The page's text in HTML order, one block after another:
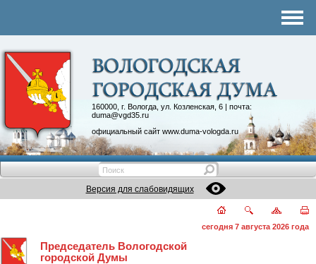
160000, г. Вологда, ул. Козленская, 6 | почта:
duma@vgd35.ru
официальный сайт www.duma-vologda.ru
Контакты
Депутатские объединения
Версия для слабовидящих
сегодня 7 августа 2026 года
Председатель Вологодской
городской Думы